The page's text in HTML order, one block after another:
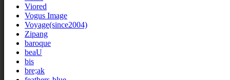
Viored
Vogus Image
Voyage(since2004)
Zipang
baroque
beaU
bis
bre;ak